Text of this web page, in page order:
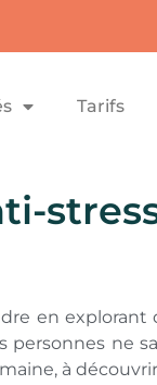
Tarifs
en explorant
personnes ne
à